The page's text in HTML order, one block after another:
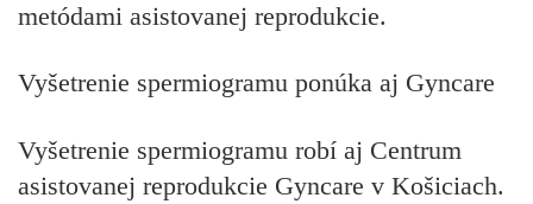
metódami asistovanej reprodukcie.
Vyšetrenie spermiogramu ponúka aj Gyncare
Vyšetrenie spermiogramu robí aj Centrum
asistovanej reprodukcie Gyncare v Košiciach.